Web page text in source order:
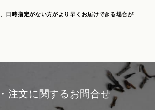
日時指定がない方がより早くお届けできる場合が
注文に関するお問合せ